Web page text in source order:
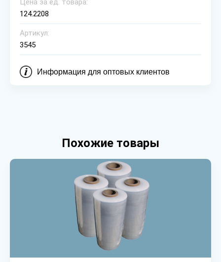
Цена за ед. товара:
124.2208
Артикул:
3545
Информация для оптовых клиентов
Похожие товары